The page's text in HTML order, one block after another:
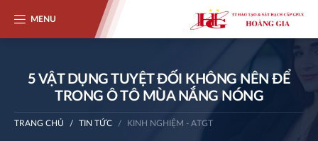
MENU
5 VẬT DỤNG TUYỆT ĐỐI KHÔNG NÊN ĐỂ
TRONG Ô TÔ MÙA NẮNG NÓNG
TRANG CHỦ TIN TỨC KINH NGHIỆM - ATGT